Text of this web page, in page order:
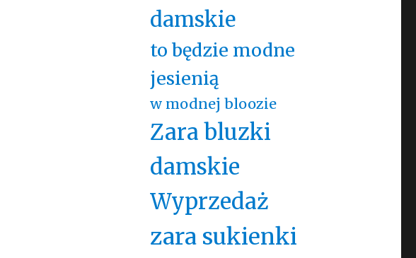
damskie
to będzie modne
jesienią
w modnej bloozie
Zara bluzki
damskie
Wyprzedaż
zara sukienki